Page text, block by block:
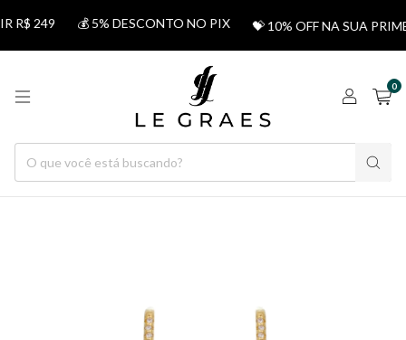
249 💰 5% DESCONTO NO PIX 💝 10% OFF NA SUA
0